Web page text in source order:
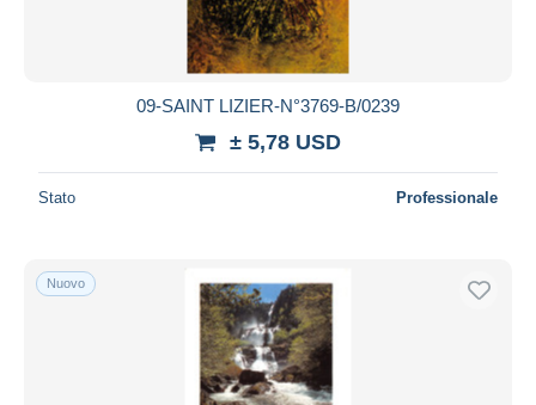
09-SAINT LIZIER-N°3769-B/0239
± 5,78 USD
Stato Professionale
Nuovo